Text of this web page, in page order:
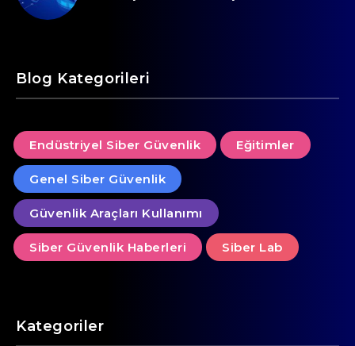
Blog Kategorileri
Endüstriyel Siber Güvenlik Eğitimler
Genel Siber Güvenlik
Güvenlik Araçları Kullanımı
Siber Güvenlik Haberleri Siber Lab
Kategoriler